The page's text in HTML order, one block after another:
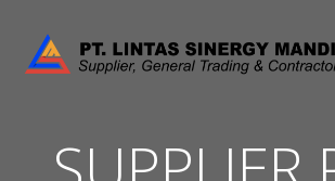
to
content